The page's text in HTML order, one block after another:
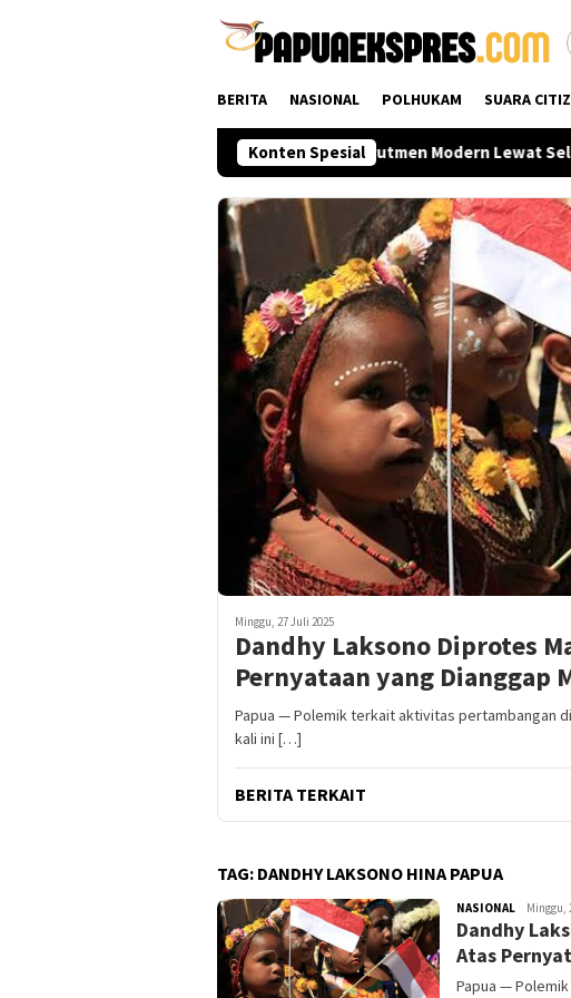
BERITA NASIONAL POLHUKAM SUARA
Konten Spesial
Polri Perkuat Rekrutmen Modern Lewat Seleksi
Minggu, 27 Juli 2025
Dandhy Laksono Diprotes
Pernyataan yang Dianggap
Papua — Polemik terkait aktivitas pertambangan
kali ini […]
BERITA TERKAIT
TAG: DANDHY LAKSONO HINA PAPUA
NASIONAL Redaktur
Minggu,
Dandhy
Atas
Papua —